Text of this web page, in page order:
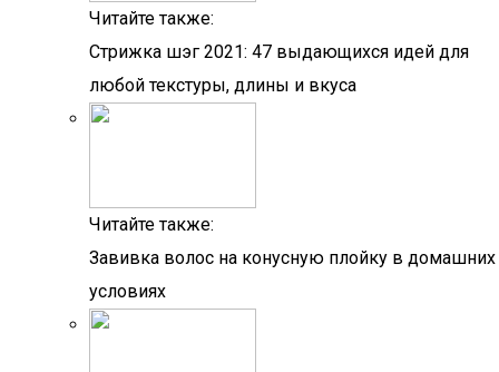
Читайте также:
Стрижка шэг 2021: 47 выдающихся идей для
любой текстуры, длины и вкуса
Читайте также:
Завивка волос на конусную плойку в домашних
условиях